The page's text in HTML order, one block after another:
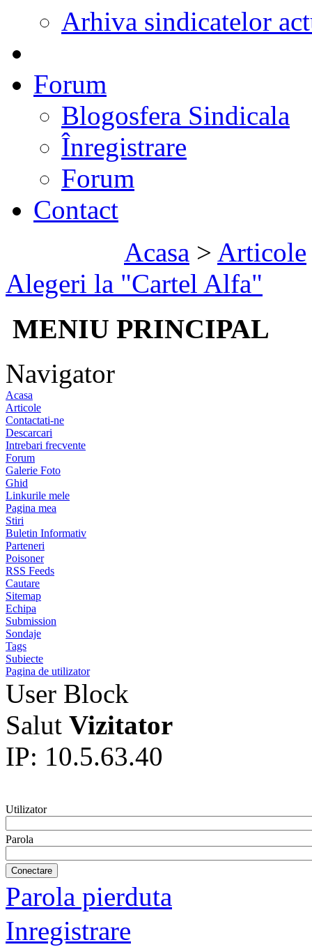
Arhiva sindicatelor
Forum
Blogosfera Sindicala
Înregistrare
Forum
Contact
Acasa > Articole
Alegeri la "Cartel Alfa"
MENIU PRINCIPAL
Navigator
Acasa
Articole
Contactati-ne
Descarcari
Intrebari frecvente
Forum
Galerie Foto
Ghid
Linkurile mele
Pagina mea
Stiri
Buletin Informativ
Parteneri
Poisoner
RSS Feeds
Cautare
Sitemap
Echipa
Submission
Sondaje
Tags
Subiecte
Pagina de utilizator
User Block
Salut Vizitator
IP: 10.5.63.40
Utilizator
Parola
Parola pierduta
Inregistrare